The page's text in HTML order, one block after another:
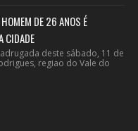
DE 26 ANOS É
CIDADE
deste sábado, 11 de
regiao do Vale do